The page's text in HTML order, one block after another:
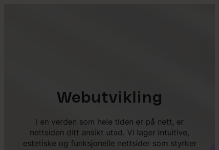
Webutvikling
I en verden som hele tiden er på nett, er
nettsiden ditt ansikt utad. Vi lager intuitive,
estetiske og funksjonelle nettsider som styrker